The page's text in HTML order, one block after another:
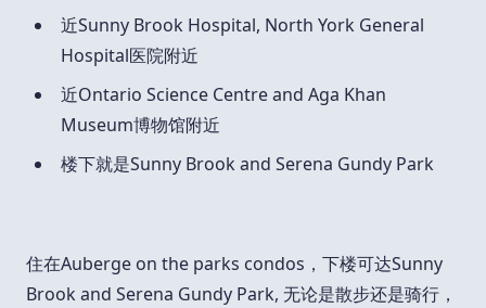
近Sunny Brook Hospital, North York General
Hospital医院附近
近Ontario Science Centre and Aga Khan
Museum博物馆附近
楼下就是Sunny Brook and Serena Gundy Park
住在Auberge on the parks condos，下楼可达Sunny
Brook and Serena Gundy Park, 无论是散步还是骑行，